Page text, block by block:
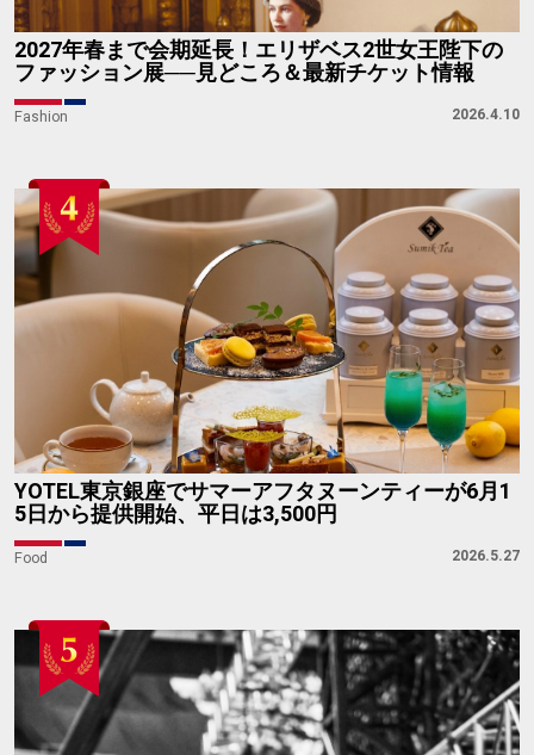
2027年春まで会期延長！エリザベス2世女王陛下の
ファッション展──見どころ＆最新チケット情報
Fashion 2026.4.10
YOTEL東京銀座でサマーアフタヌーンティーが6月1
5日から提供開始、平日は3,500円
Food 2026.5.27